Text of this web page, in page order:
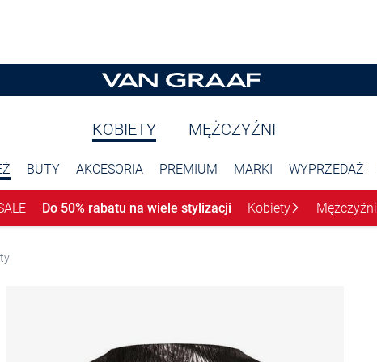
KOBIETY MĘŻCZYŹNI
BUTY AKCESORIA PREMIUM MARKI WYPRZEDAŻ
Do 50% rabatu na wiele stylizacji Kobiety Mężczyźni